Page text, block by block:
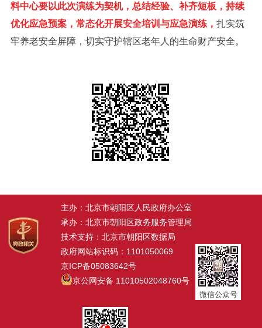
料中心要以此次演练为契机，总结经验、补齐短板，持续
优化应急预案，常态化开展安全培训与应急演练， 扎实筑
牢养老安全屏障，切实守护辖区老年人的生命财产安全。
主办：北京市朝阳区人民政府办公室
承办：北京市朝阳区政务服务管理局
技术支持：北京市朝阳区数据局
政府网站标识码：1101050069
京ICP备05083642号
京公网安备 11010502048760号
微信公众号